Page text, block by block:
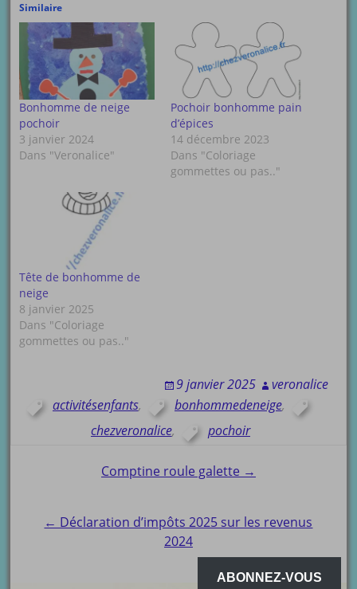
Similaire
Bonhomme de neige
pochoir
3 janvier 2024
Dans "Veronalice"
Pochoir bonhomme pain
d’épices
14 décembre 2023
Dans "Coloriage
gommettes ou pas.."
Tête de bonhomme de
neige
8 janvier 2025
Dans "Coloriage
gommettes ou pas.."
9 janvier 2025
veronalice
activitésenfants, bonhommedeneige,
chezveronalice, pochoir
navigation
Comptine roule galette →
← Déclaration d’impôts 2025 sur les revenus
2024
ABONNEZ-VOUS